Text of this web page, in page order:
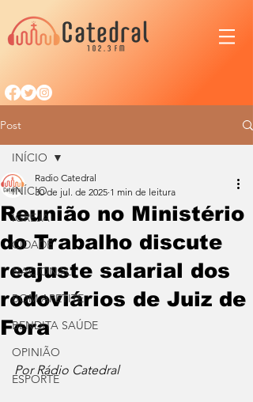
Post
INÍCIO
IGREJA
CIDADE
NACIONAL
BOM APETITE
BENDITA SAÚDE
OPINIÃO
ESPORTE
INÍCIO
Reunião no Ministério
do Trabalho discute
reajuste salarial dos
rodoviários de Juiz de
Fora
Radio Catedral
30 de jul. de 2025 1 min de leitura
Por Rádio Catedral